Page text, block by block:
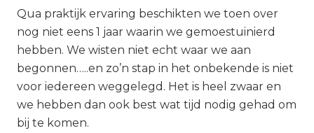
Qua praktijk ervaring beschikten we toen over
nog niet eens 1 jaar waarin we gemoestuinierd
hebben. We wisten niet echt waar we aan
begonnen…..en zo’n stap in het onbekende is niet
voor iedereen weggelegd. Het is heel zwaar en
we hebben dan ook best wat tijd nodig gehad om
bij te komen.